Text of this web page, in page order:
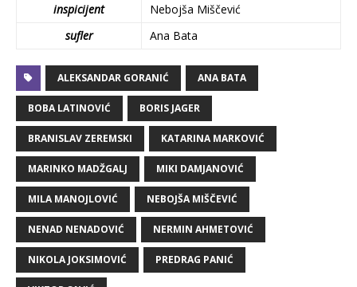
inspicijent
Nebojša Miščević
sufler
Ana Bata
ALEKSANDAR GORANIĆ ANA BATA
BOBA LATINOVIĆ BORIS JAGER
BRANISLAV ZEREMSKI KATARINA MARKOVIĆ
MARINKO MADŽGALJ MIKI DAMJANOVIĆ
MILA MANOJLOVIĆ NEBOJŠA MIŠČEVIĆ
NENAD NENADOVIĆ NERMIN AHMETOVIĆ
NIKOLA JOKSIMOVIĆ PREDRAG PANIĆ